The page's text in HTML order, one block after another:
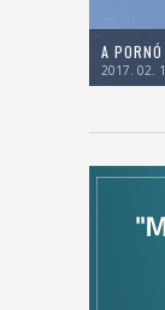
A
2017. 02.